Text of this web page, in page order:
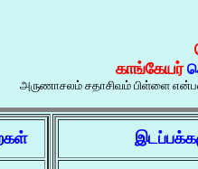
காங்கேயர்
அருணாசலம் சதாசிவம் பிள்ளை